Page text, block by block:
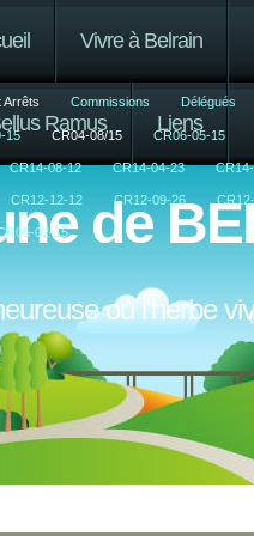
Vivre à Belrain
Arrêts
15 CR04-08/15 CR06-05-15
CR14-08-12 CR14-04-23
CR12-12-12 CR12-09-26
02-15
Commissions Délégués
Ramus Liens
de
où l'herbe